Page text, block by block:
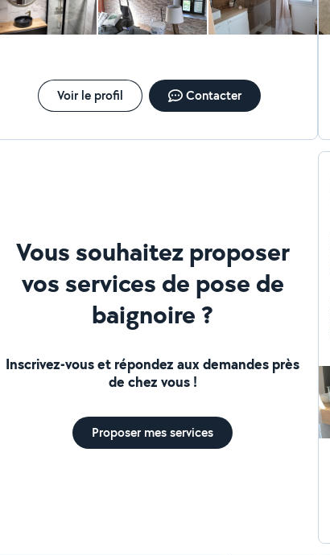
Voir le profil Contacter
Vous souhaitez proposer
vos services de pose de
baignoire ?
Inscrivez-vous et répondez aux demandes près
de chez vous !
Proposer mes services